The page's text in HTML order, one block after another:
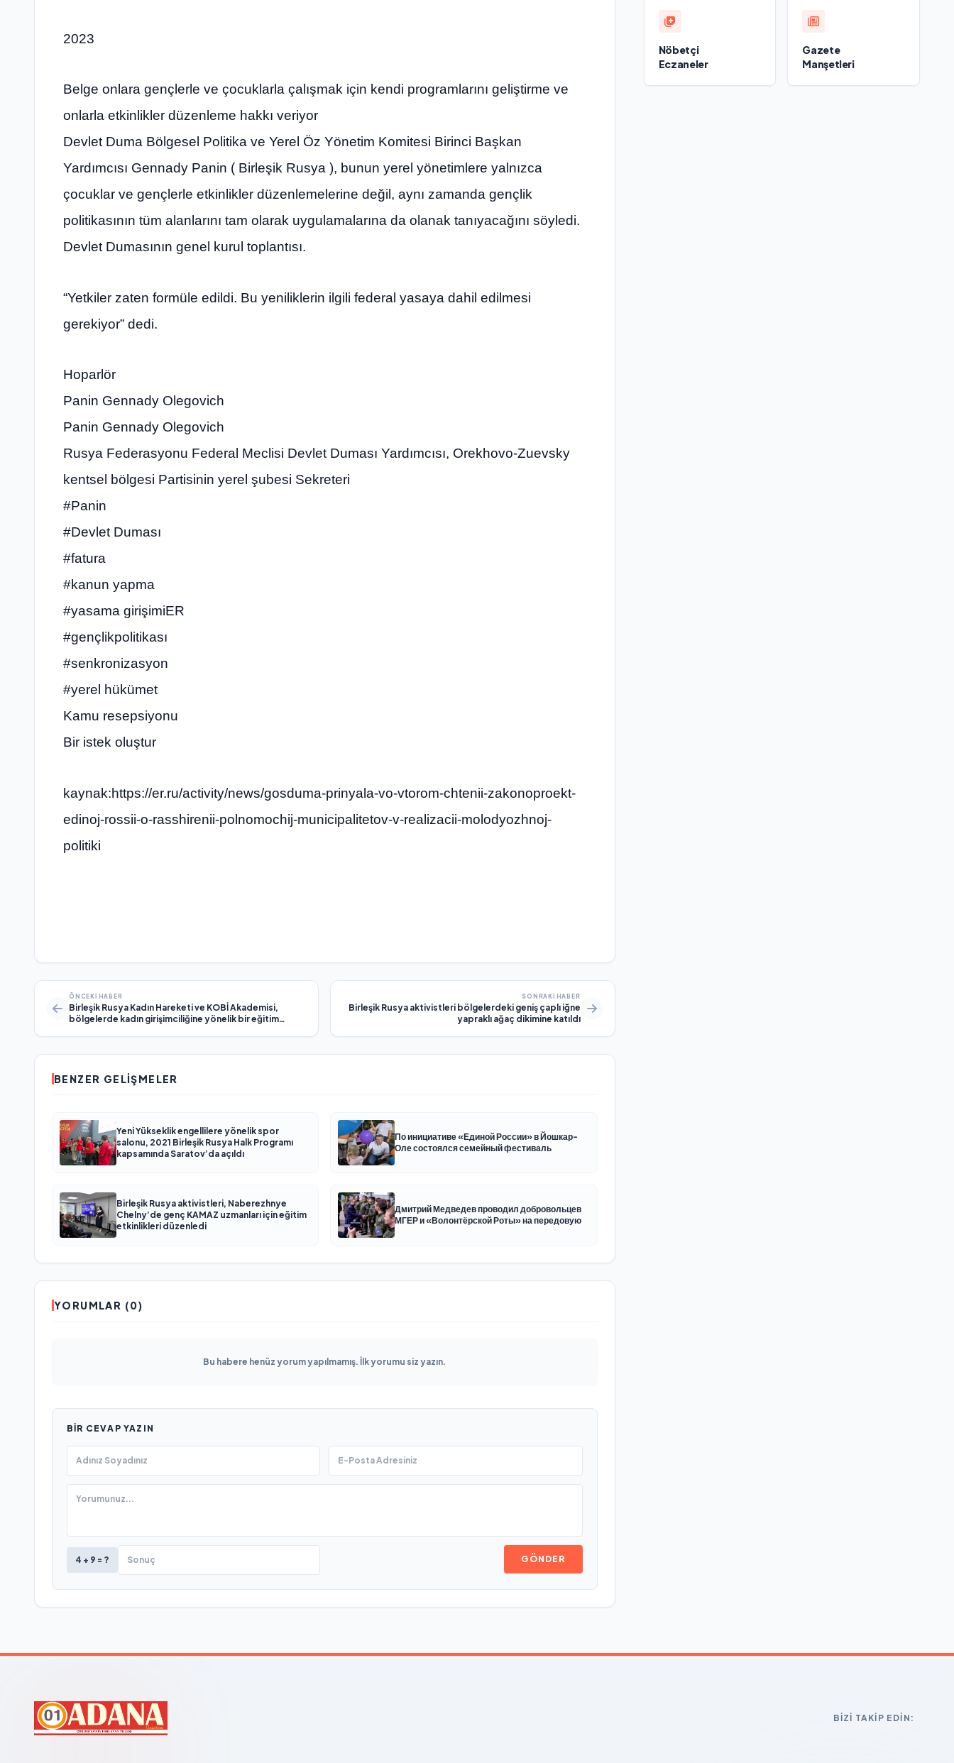
2023
Belge onlara gençlerle ve çocuklarla çalışmak için kendi programlarını geliştirme ve
onlarla etkinlikler düzenleme hakkı veriyor
Devlet Duma Bölgesel Politika ve Yerel Öz Yönetim Komitesi Birinci Başkan
Yardımcısı Gennady Panin ( Birleşik Rusya ), bunun yerel yönetimlere yalnızca
çocuklar ve gençlerle etkinlikler düzenlemelerine değil, aynı zamanda gençlik
politikasının tüm alanlarını tam olarak uygulamalarına da olanak tanıyacağını söyledi.
Devlet Dumasının genel kurul toplantısı.
“Yetkiler zaten formüle edildi. Bu yeniliklerin ilgili federal yasaya dahil edilmesi
gerekiyor” dedi.
Hoparlör
Panin Gennady Olegovich
Panin Gennady Olegovich
Rusya Federasyonu Federal Meclisi Devlet Duması Yardımcısı, Orekhovo-Zuevsky
kentsel bölgesi Partisinin yerel şubesi Sekreteri
#Panin
#Devlet Duması
#fatura
#kanun yapma
#yasama girişimiER
#gençlikpolitikası
#senkronizasyon
#yerel hükümet
Kamu resepsiyonu
Bir istek oluştur
kaynak:https://er.ru/activity/news/gosduma-prinyala-vo-vtorom-chtenii-zakonoproekt-
edinoj-rossii-o-rasshirenii-polnomochij-municipalitetov-v-realizacii-molodyozhnoj-
politiki
ÖNCEKI HABER
Birleşik Rusya Kadın Hareketi ve KOBİ Akademisi,
bölgelerde kadın girişimciliğine yönelik bir eğitim
SONRAKI HABER
Birleşik Rusya aktivistleri bölgelerdeki geniş çaplı iğne
yapraklı ağaç dikimine katıldı
BENZER GELIŞMELER
Yeni Yükseklik engellilere yönelik spor
salonu, 2021 Birleşik Rusya Halk Programı
kapsamında Saratov’da açıldı
По инициативе «Единой России» в Йошкар-
Оле состоялся семейный фестиваль
Birleşik Rusya aktivistleri, Naberezhnye
Chelny’de genç KAMAZ uzmanları için eğitim
etkinlikleri düzenledi
Дмитрий Медведев проводил добровольцев
МГЕР и «Волонтёрской Роты» на передовую
YORUMLAR (0)
Bu habere henüz yorum yapılmamış. İlk yorumu siz yazın.
BIR CEVAP YAZIN
4 + 9 = ? GÖNDER
Nöbetçi
Eczaneler
Gazete
Manşetleri
BIZI TAKIP EDIN: